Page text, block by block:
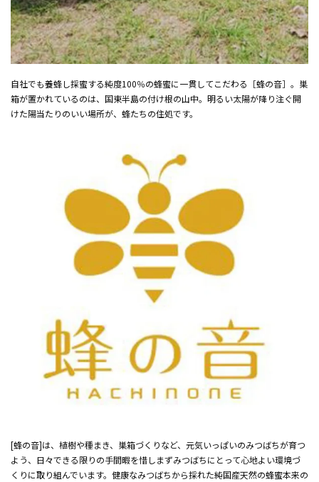
自社でも養蜂し採蜜する純度100％の蜂蜜に一貫してこだわる［蜂の音］。巣
箱が置かれているのは、国東半島の付け根の山中。明るい太陽が降り注ぐ開
けた陽当たりのいい場所が、蜂たちの住処です。
[蜂の音]は、植樹や種まき、巣箱づくりなど、元気いっぱいのみつばちが育つ
よう、日々できる限りの手間暇を惜しまずみつばちにとって心地よい環境づ
くりに取り組んでいます。健康なみつばちから採れた純国産天然の蜂蜜本来の